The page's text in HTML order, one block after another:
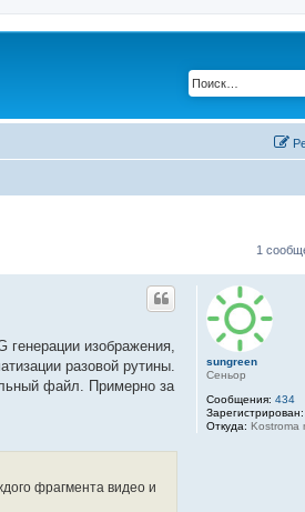
1
sungreen
Сеньор
Сообщения: 434
Зарегистрирован:
Откуда: Kostroma
изображения,
разовой рутины.
файл. Примерно за
фрагмента видео и